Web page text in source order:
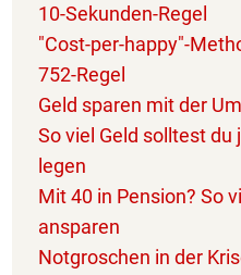
10-Sekunden-Regel
"Cost-per-happy"-
752-Regel
Geld sparen mit der
So viel Geld solltest
legen
Mit 40 in Pension? So
ansparen
Notgroschen in der